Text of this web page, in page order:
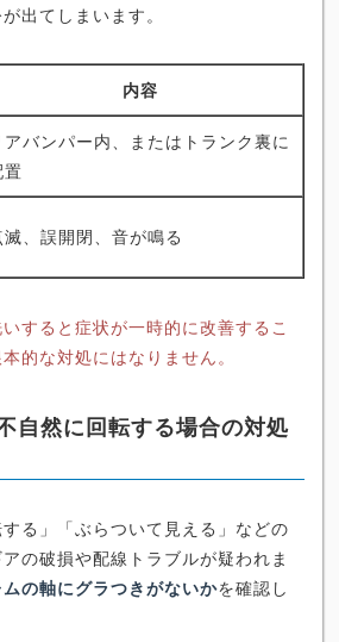
出てしまいます。
内容
アバンパー内、またはトランク裏に
置
滅、誤開閉、音が鳴る
すると症状が一時的に改善するこ
的な対処にはなりません。
自然に回転する場合の対処
する」「ぶらついて見える」などの
の破損や配線トラブルが疑われま
の軸にグラつきがないかを確認し